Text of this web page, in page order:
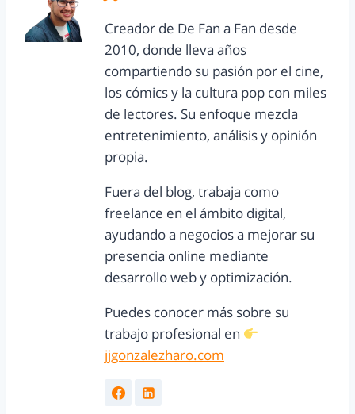
Creador de De Fan a Fan desde
2010, donde lleva años
compartiendo su pasión por el cine,
los cómics y la cultura pop con miles
de lectores. Su enfoque mezcla
entretenimiento, análisis y opinión
propia.
Fuera del blog, trabaja como
freelance en el ámbito digital,
ayudando a negocios a mejorar su
presencia online mediante
desarrollo web y optimización.
Puedes conocer más sobre su
trabajo profesional en
jjgonzalezharo.com